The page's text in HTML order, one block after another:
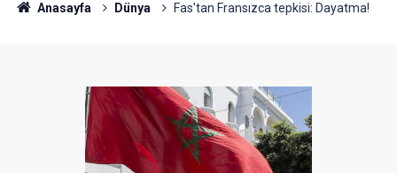
Anasayfa Dünya Fas'tan Fransızca tepkisi: Dayatma!